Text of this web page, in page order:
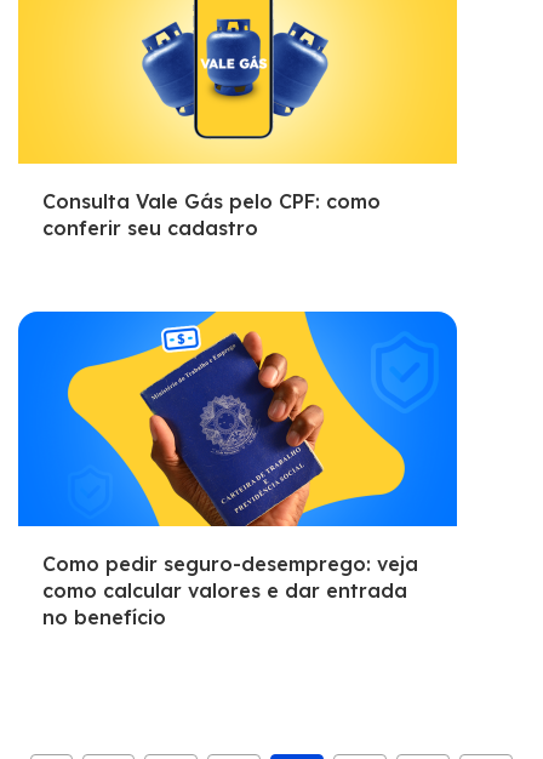
Consulta Vale Gás pelo CPF: como
conferir seu cadastro
Como pedir seguro-desemprego: veja
como calcular valores e dar entrada
no benefício